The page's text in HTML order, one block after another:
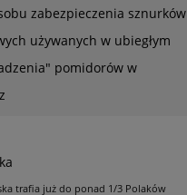
zabezpieczenia sznurków
używanych w ubiegłym
pomidorów w
trafia już do ponad 1/3 Polaków